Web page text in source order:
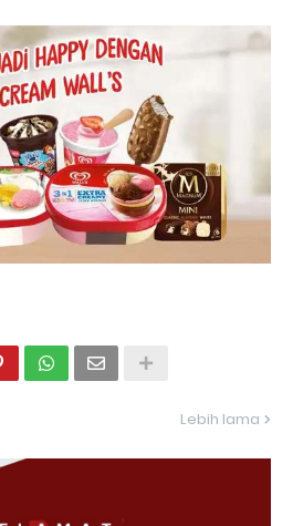
Lebih lama